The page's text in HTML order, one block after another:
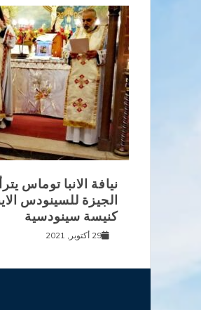
نيافة الانبا توماس
الجيزة للسينودس
كنيسة سينودسية
29 أكتوبر, 2021